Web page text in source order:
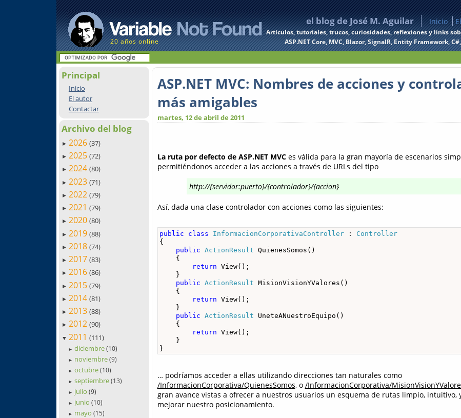
20 años online
el blog de José M. Aguilar Inicio
Artículos, tutoriales, trucos, curiosidades, reflexiones y links
ASP.NET Core, MVC, Blazor, SignalR, Entity Framework,
Principal
Inicio
El autor
Contactar
Archivo del blog
► 2026 (37)
► 2025 (72)
► 2024 (80)
► 2023 (71)
► 2022 (79)
► 2021 (79)
► 2020 (80)
► 2019 (88)
► 2018 (74)
► 2017 (83)
► 2016 (86)
► 2015 (79)
► 2014 (81)
► 2013 (88)
► 2012 (90)
▼ 2011 (111)
► diciembre(10)
► noviembre(9)
► octubre(10)
► septiembre(13)
► julio(9)
► junio(10)
► mayo(15)
ASP.NET MVC: Nombres de acciones y
más amigables
martes, 12 de abril de 2011
La ruta por defecto de ASP.NET MVCes válida para la gran mayoría de escenarios
permitiéndonos acceder a las acciones a través de URLs del tipo
http://{servidor:puerto}/{controlador}/{accion}
Así, dada una clase controlador con acciones como las siguientes:
public class InformacionCorporativaController : Controller
{
public ActionResult QuienesSomos()
{
return View();
}
public ActionResult MisionVisionYValores()
{
return View();
}
public ActionResult UneteANuestroEquipo()
{
return View();
}
}
… podríamos acceder a ellas utilizando direcciones tan naturales como
/InformacionCorporativa/QuienesSomos, o /InformacionCorporativa/
gran avance vistas a ofrecer a nuestros usuarios un esquema de rutas limpio, intuitivo,
mejorar nuestro posicionamiento.